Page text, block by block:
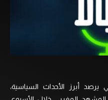
أبرز الأحداث السياسية،